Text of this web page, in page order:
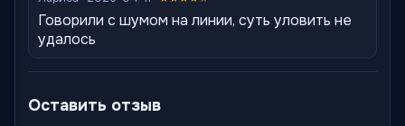
Говорили с шумом на линии, суть уловить не
удалось
Оставить отзыв